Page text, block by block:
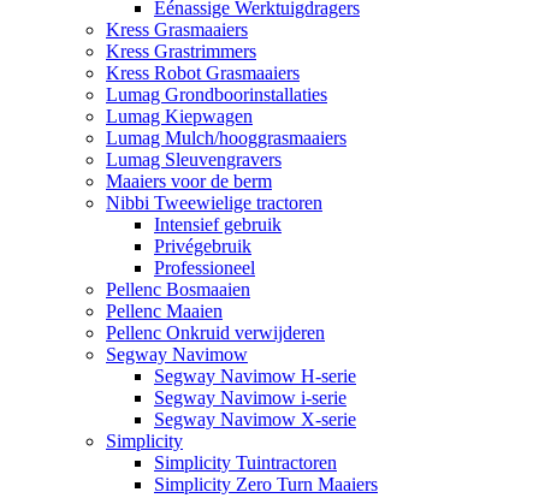
Eénassige Werktuigdragers
Kress Grasmaaiers
Kress Grastrimmers
Kress Robot Grasmaaiers
Lumag Grondboorinstallaties
Lumag Kiepwagen
Lumag Mulch/hooggrasmaaiers
Lumag Sleuvengravers
Maaiers voor de berm
Nibbi Tweewielige tractoren
Intensief gebruik
Privégebruik
Professioneel
Pellenc Bosmaaien
Pellenc Maaien
Pellenc Onkruid verwijderen
Segway Navimow
Segway Navimow H-serie
Segway Navimow i-serie
Segway Navimow X-serie
Simplicity
Simplicity Tuintractoren
Simplicity Zero Turn Maaiers